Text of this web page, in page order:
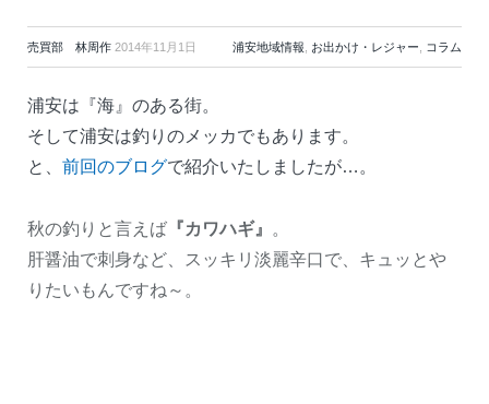
売買部 林周作 2014年11月1日 浦安地域情報, お出かけ・レジャー, コラム
浦安は『海』のある街。
そして浦安は釣りのメッカでもあります。
と、 前回のブログで紹介いたしましたが…。
秋の釣りと言えば 『カワハギ』
。
肝醤油で刺身など、スッキリ淡麗辛口で、キュッとや
りたいもんですね～。